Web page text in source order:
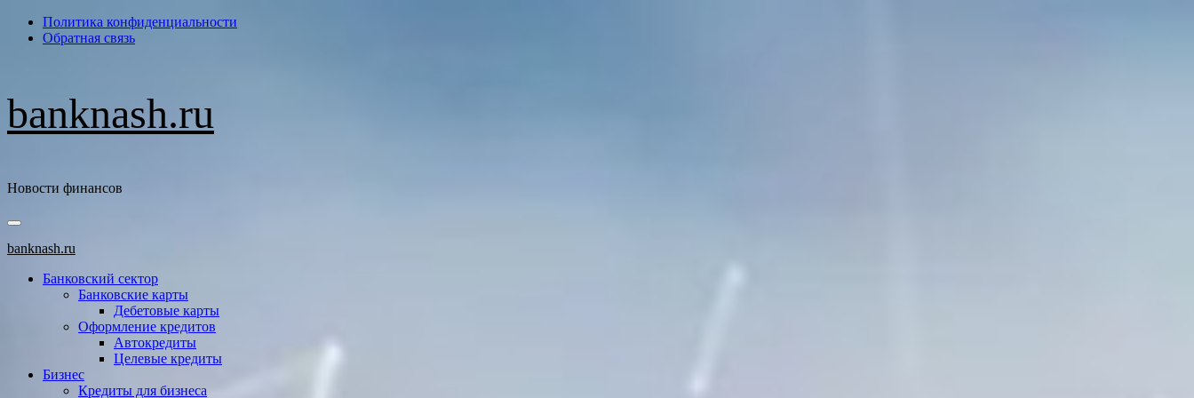
ПерейтиПолитика конфиденциальности
Обратная связь
banknash.ru
Новости финансов
Основное
меню
banknash.ru
Банковский сектор
Банковские карты
Дебетовые карты
Оформление кредитов
Автокредиты
Целевые кредиты
Бизнес
Кредиты для бизнеса